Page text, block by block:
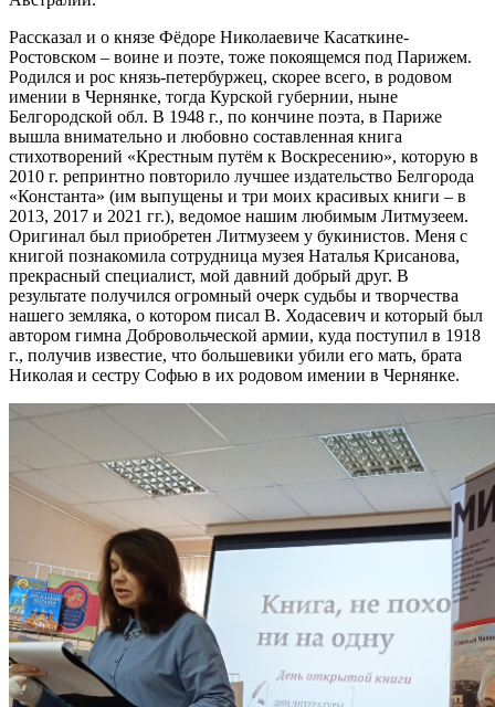
Рассказал и о князе Фёдоре Николаевиче Касаткине-
Ростовском – воине и поэте, тоже покоящемся под Парижем.
Родился и рос князь-петербуржец, скорее всего, в родовом
имении в Чернянке, тогда Курской губернии, ныне
Белгородской обл. В 1948 г., по кончине поэта, в Париже
вышла внимательно и любовно составленная книга
стихотворений «Крестным путём к Воскресению», которую в
2010 г. репринтно повторило лучшее издательство Белгорода
«Константа» (им выпущены и три моих красивых книги – в
2013, 2017 и 2021 гг.), ведомое нашим любимым Литмузеем.
Оригинал был приобретен Литмузеем у букинистов. Меня с
книгой познакомила сотрудница музея Наталья Крисанова,
прекрасный специалист, мой давний добрый друг. В
результате получился огромный очерк судьбы и творчества
нашего земляка, о котором писал В. Ходасевич и который был
автором гимна Добровольческой армии, куда поступил в 1918
г., получив известие, что большевики убили его мать, брата
Николая и сестру Софью в их родовом имении в Чернянке.